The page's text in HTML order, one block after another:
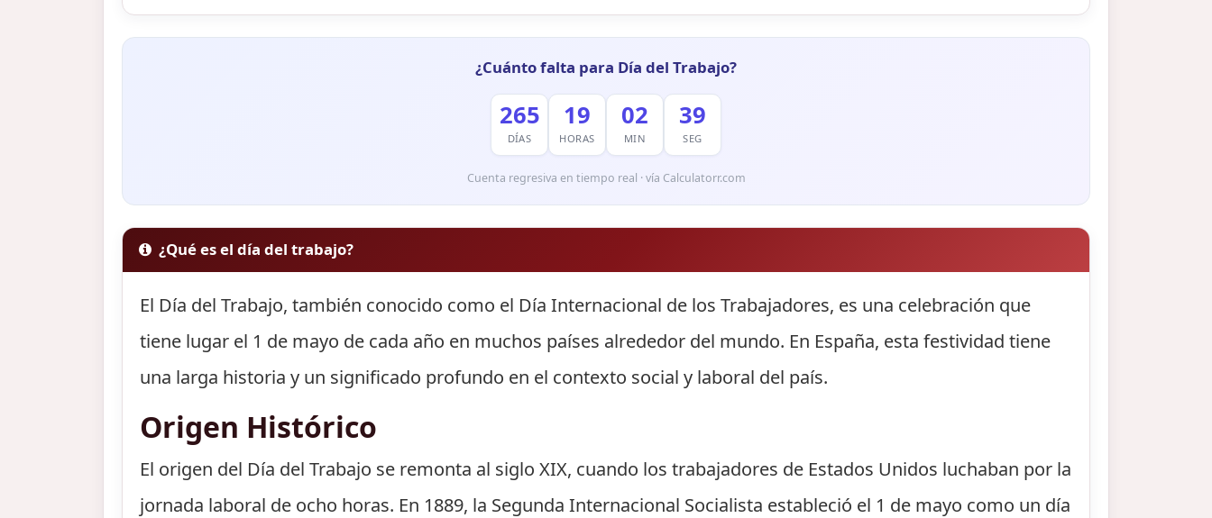
¿Cuánto falta para Día del Trabajo?
265
DÍAS
19
HORAS
02
MIN
38
SEG
Cuenta regresiva en tiempo real · vía Calculatorr.com
¿Qué es el día del trabajo?
El Día del Trabajo, también conocido como el Día Internacional de los Trabajadores, es una celebración que
tiene lugar el 1 de mayo de cada año en muchos países alrededor del mundo. En España, esta festividad tiene
una larga historia y un significado profundo en el contexto social y laboral del país.
Origen Histórico
El origen del Día del Trabajo se remonta al siglo XIX, cuando los trabajadores de Estados Unidos luchaban por la
jornada laboral de ocho horas. En 1889, la Segunda Internacional Socialista estableció el 1 de mayo como un día